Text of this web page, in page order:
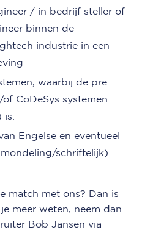
/ in bedrijf steller of
binnen de
industrie in een
waarbij de pre
CoDeSys systemen
Engelse en eventueel
schriftelijk)
match met ons? Dan is
meer weten, neem dan
Bob Jansen via